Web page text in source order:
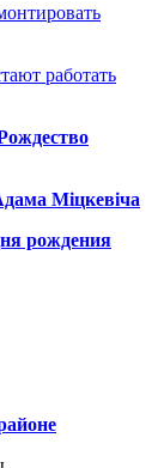
работать
Міцкевіча
рождения